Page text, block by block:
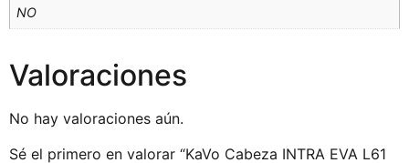
NO
Valoraciones
No hay valoraciones aún.
Sé el primero en valorar “KaVo Cabeza INTRA EVA L61